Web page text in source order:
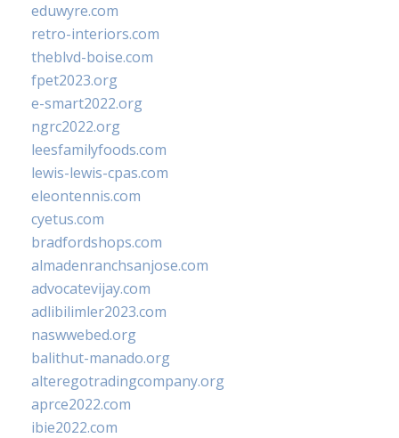
eduwyre.com
retro-interiors.com
theblvd-boise.com
fpet2023.org
e-smart2022.org
ngrc2022.org
leesfamilyfoods.com
lewis-lewis-cpas.com
eleontennis.com
cyetus.com
bradfordshops.com
almadenranchsanjose.com
advocatevijay.com
adlibilimler2023.com
naswwebed.org
balithut-manado.org
alteregotradingcompany.org
aprce2022.com
ibie2022.com